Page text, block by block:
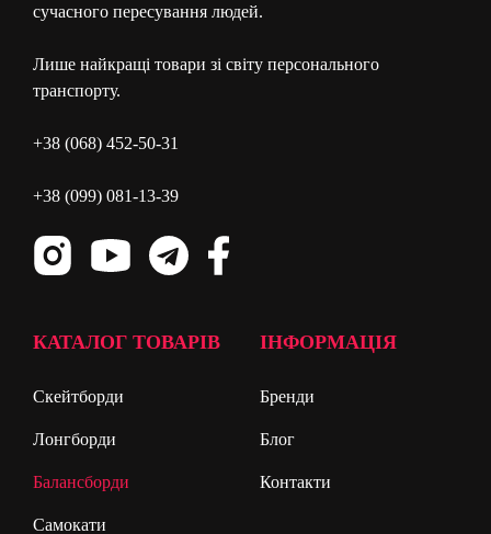
сучасного пересування людей.
Лише найкращі товари зі світу персонального
транспорту.
+38 (068) 452-50-31
+38 (099) 081-13-39
КАТАЛОГ ТОВАРІВ
Скейтборди
Лонгборди
Балансборди
Самокати
ІНФОРМАЦІЯ
Бренди
Блог
Контакти